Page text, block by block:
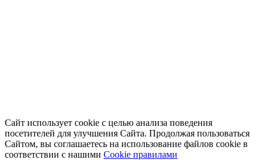
Сайт использует cookie с целью анализа поведения
посетителей для улучшения Сайта. Продолжая пользоваться
Сайтом, вы соглашаетесь на использование файлов cookie в
соответствии с нашими Cookiе правилами